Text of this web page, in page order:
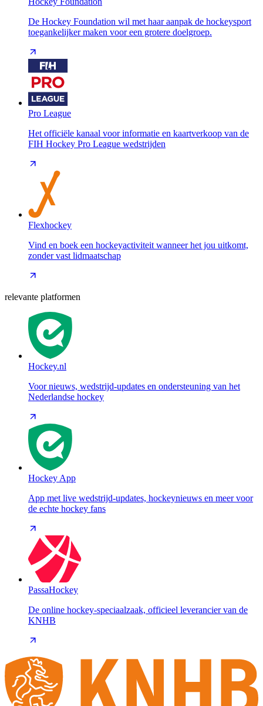
De Hockey Foundation wil met haar aanpak de hockeysport
toegankelijker maken voor een grotere doelgroep.
Pro League
Het officiële kanaal voor informatie en kaartverkoop van de
FIH Hockey Pro League wedstrijden
Flexhockey
Vind en boek een hockeyactiviteit wanneer het jou uitkomt,
zonder vast lidmaatschap
relevante platformen
Hockey.nl
Voor nieuws, wedstrijd-updates en ondersteuning van het
Nederlandse hockey
Hockey App
App met live wedstrijd-updates, hockeynieuws en meer voor
de echte hockey fans
PassaHockey
De online hockey-speciaalzaak, officieel leverancier van de
KNHB